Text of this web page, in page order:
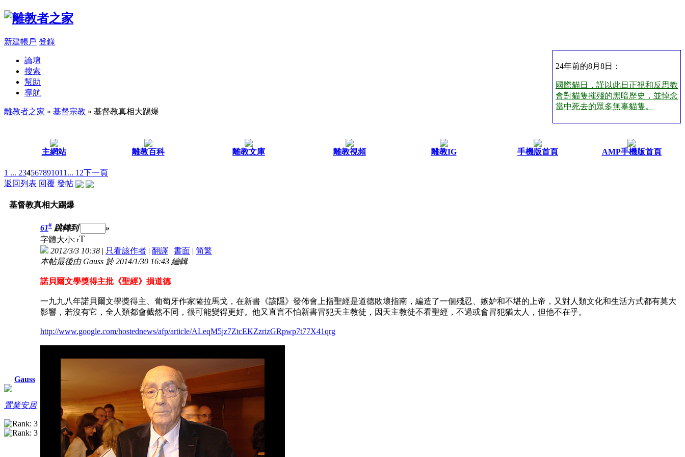
新建帳戶 登錄
24年前的8月8日：
國際貓日，謹以此日正視和反思教
會對貓隻摧殘的黑暗歷史，並悼念
當中死去的眾多無辜貓隻。
論壇
搜索
幫助
導航
離教者之家 » 基督宗教 » 基督教真相大踢爆
主網站 離教百科 離教文庫 離教視頻 離教IG 手機版首頁 AMP手機版首頁
1 ... 234567891011 ... 12下一頁
返回列表 回覆 發帖
基督教真相大踢爆
Gauss
置業安居
61# 跳轉到
»
字體大小: tT
2012/3/3 10:38 | 只看該作者 | 翻譯 | 書面 | 简繁
本帖最後由 Gauss 於 2014/1/30 16:43 編輯
諾貝爾文學獎得主批《聖經》損道德
一九九八年諾貝爾文學獎得主、葡萄牙作家薩拉馬戈，在新書《該隱》發佈會上指聖經是道德敗壞指南，編造了一個殘忍、嫉妒和不堪的上帝，又對人類文化和生活方式都有莫大
影響，若沒有它，全人類都會截然不同，很可能變得更好。他又直言不怕新書冒犯天主教徒，因天主教徒不看聖經，不過或會冒犯猶太人，但他不在乎。
http://www.google.com/hostednews/afp/article/ALeqM5jz7ZtcEKZzrizGRpwp7t77X41qrg